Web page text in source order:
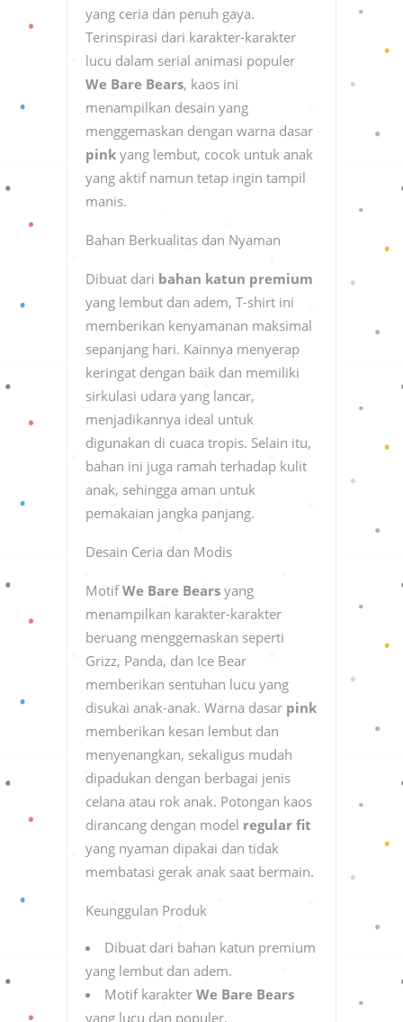
yang ceria dan penuh gaya.
Terinspirasi dari karakter-karakter
lucu dalam serial animasi populer
We Bare Bears, kaos ini
menampilkan desain yang
menggemaskan dengan warna dasar
pink yang lembut, cocok untuk anak
yang aktif namun tetap ingin tampil
manis.
Bahan Berkualitas dan Nyaman
Dibuat dari bahan katun premium
yang lembut dan adem, T-shirt ini
memberikan kenyamanan maksimal
sepanjang hari. Kainnya menyerap
keringat dengan baik dan memiliki
sirkulasi udara yang lancar,
menjadikannya ideal untuk
digunakan di cuaca tropis. Selain itu,
bahan ini juga ramah terhadap kulit
anak, sehingga aman untuk
pemakaian jangka panjang.
Desain Ceria dan Modis
MotifWe Bare Bears yang
menampilkan karakter-karakter
beruang menggemaskan seperti
Grizz, Panda, dan Ice Bear
memberikan sentuhan lucu yang
disukai anak-anak. Warna dasar pink
memberikan kesan lembut dan
menyenangkan, sekaligus mudah
dipadukan dengan berbagai jenis
celana atau rok anak. Potongan kaos
dirancang dengan model regular fit
yang nyaman dipakai dan tidak
membatasi gerak anak saat bermain.
Keunggulan Produk
Dibuat dari bahan katun premium
yang lembut dan adem.
Motif karakter We Bare Bears
yang lucu dan populer.